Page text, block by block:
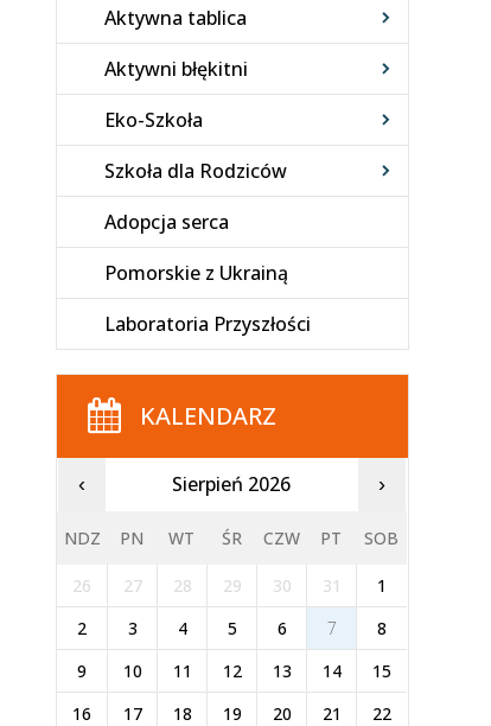
Aktywna tablica
Aktywni błękitni
Eko-Szkoła
Szkoła dla Rodziców
Adopcja serca
Pomorskie z Ukrainą
Laboratoria Przyszłości
KALENDARZ
‹ Sierpień 2026 ›
NDZ PN WT ŚR CZW PT SOB
26 27 28 29 30 31
1
2
3 4 5 6 7
8
9
10 11 12 13 14
15
16
17 18 19 20 21
22